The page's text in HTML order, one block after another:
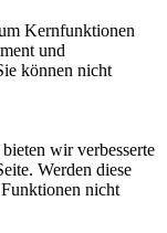
Kernfunktionen
und
können nicht
wir verbesserte
Werden diese
nicht